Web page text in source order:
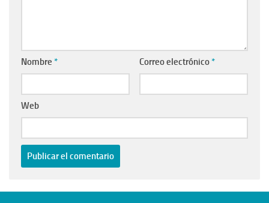
Nombre * Correo electrónico *
Web